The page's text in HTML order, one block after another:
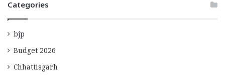
Categories
bjp
Budget 2026
Chhattisgarh